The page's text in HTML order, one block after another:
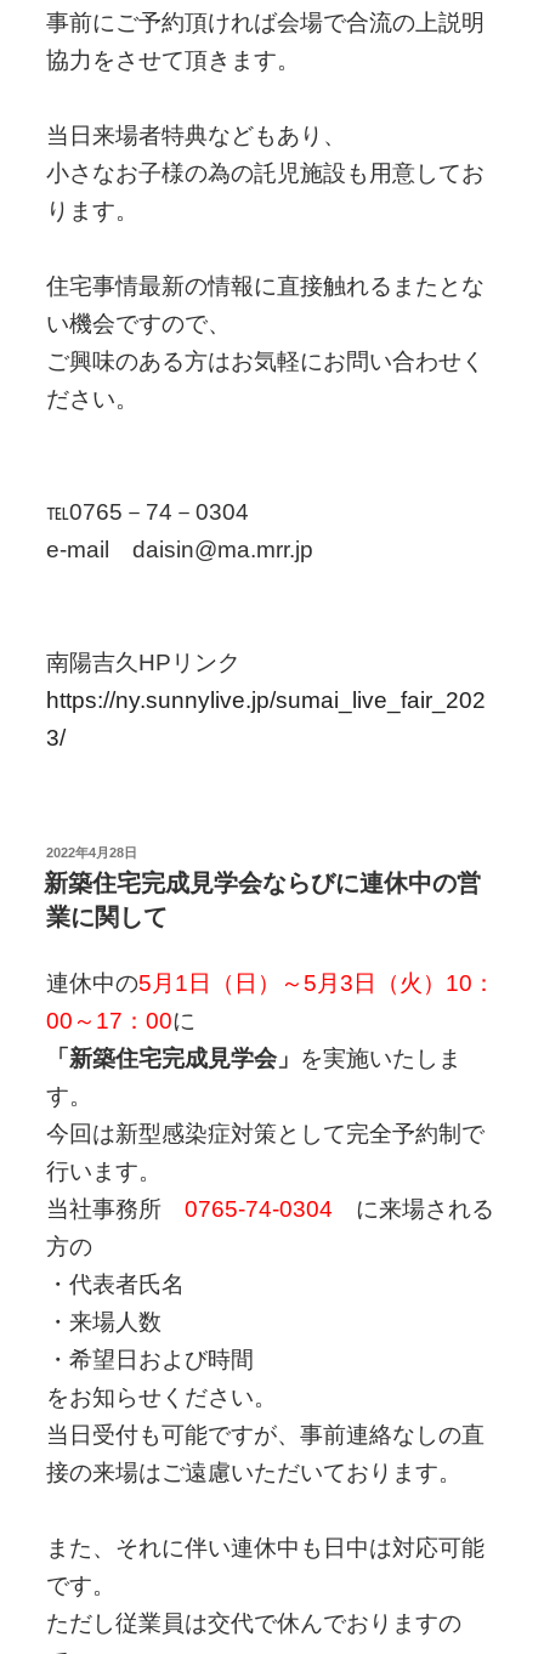
事前にご予約頂ければ会場で合流の上説明
協力をさせて頂きます。
当日来場者特典などもあり、
小さなお子様の為の託児施設も用意してお
ります。
住宅事情最新の情報に直接触れるまたとな
い機会ですので、
ご興味のある方はお気軽にお問い合わせく
ださい。
℡0765－74－0304
e-mail daisin@ma.mrr.jp
南陽吉久HPリンク
https://ny.sunnylive.jp/sumai_live_fair_202
3/
投
稿
日:
2022年4月28日
新築住宅完成見学会ならびに連休中の営
業に関して
連休中の5月1日（日）～5月3日（火）10：
00～17：00に
「新築住宅完成見学会」 を実施いたしま
す。
今回は新型感染症対策として完全予約制で
行います。
当社事務所0765‐74‐0304 に来場される
方の
・代表者氏名
・来場人数
・希望日および時間
をお知らせください。
当日受付も可能ですが、事前連絡なしの直
接の来場はご遠慮いただいております。
また、それに伴い連休中も日中は対応可能
です。
ただし従業員は交代で休んでおりますの